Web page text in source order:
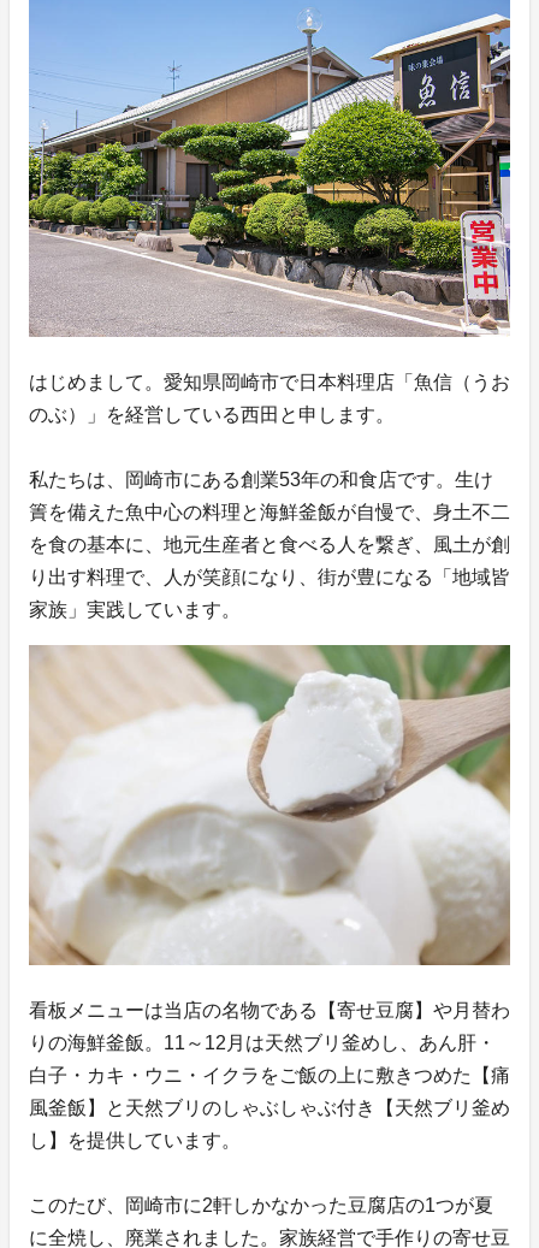
はじめまして。愛知県岡崎市で日本料理店「魚信（うお
のぶ）」を経営している西田と申します。
私たちは、岡崎市にある創業53年の和食店です。生け
簀を備えた魚中心の料理と海鮮釜飯が自慢で、身土不二
を食の基本に、地元生産者と食べる人を繋ぎ、風土が創
り出す料理で、人が笑顔になり、街が豊になる「地域皆
家族」実践しています。
看板メニューは当店の名物である【寄せ豆腐】や月替わ
りの海鮮釜飯。11～12月は天然ブリ釜めし、あん肝・
白子・カキ・ウニ・イクラをご飯の上に敷きつめた【痛
風釜飯】と天然ブリのしゃぶしゃぶ付き【天然ブリ釜め
し】を提供しています。
このたび、岡崎市に2軒しかなかった豆腐店の1つが夏
に全焼し、廃業されました。家族経営で手作りの寄せ豆